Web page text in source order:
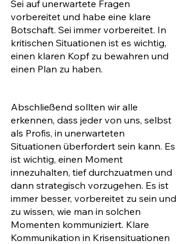
Sei auf unerwartete Fragen
vorbereitet und habe eine klare
Botschaft. Sei immer vorbereitet. In
kritischen Situationen ist es wichtig,
einen klaren Kopf zu bewahren und
einen Plan zu haben.
Abschließend sollten wir alle
erkennen, dass jeder von uns, selbst
als Profis, in unerwarteten
Situationen überfordert sein kann. Es
ist wichtig, einen Moment
innezuhalten, tief durchzuatmen und
dann strategisch vorzugehen. Es ist
immer besser, vorbereitet zu sein und
zu wissen, wie man in solchen
Momenten kommuniziert. Klare
Kommunikation in Krisensituationen